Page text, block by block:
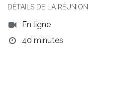
DÉTAILS DE LA RÉUNION
En ligne
40 minutes